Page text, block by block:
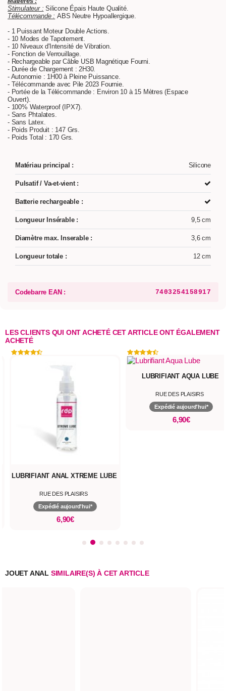
Stimulateur : Silicone Épais Haute Qualité.
Télécommande : ABS Neutre Hypoallergique.
- 1 Puissant Moteur Double Actions.
- 10 Modes de Tapotement.
- 10 Niveaux d'Intensité de Vibration.
- Fonction de Verrouillage.
- Rechargeable par Câble USB Magnétique Fourni.
- Durée de Chargement : 2H30.
- Autonomie : 1H00 à Pleine Puissance.
- Télécommande avec Pile 2023 Fournie.
- Portée de la Télécommande : Environ 10 à 15 Mètres (Espace
Ouvert).
- 100% Waterproof (IPX7).
- Sans Phtalates.
- Sans Latex.
- Poids Produit : 147 Grs.
- Poids Total : 170 Grs.
Matériau principal : Silicone
Pulsatif / Va-et-vient :
Batterie rechargeable :
Longueur Insérable : 9,5 cm
Diamètre max. Inserable : 3,6 cm
Longueur totale : 12 cm
Codebarre EAN : 7403254158917
LES CLIENTS QUI ONT ACHETÉ CET ARTICLE ONT ÉGALEMENT
ACHETÉ
LUBRIFIANT ANAL XTREME LUBE
RUE DES PLAISIRS
Expédié aujourd'hui*
6,90€
LUBRIFIANT AQUA LUBE
RUE DES PLAISIRS
Expédié aujourd'hui*
6,90€
JOUET ANAL SIMILAIRE(S) À CET ARTICLE